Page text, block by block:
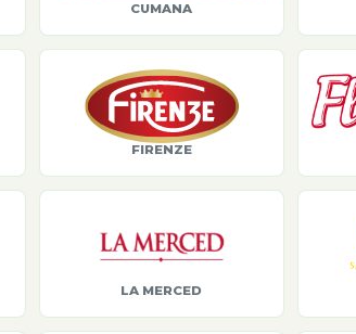
CUMANA
FIRENZE
LA MERCED